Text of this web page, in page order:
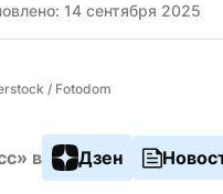
14 сентября 2025
/ Fotodom
в Дзен